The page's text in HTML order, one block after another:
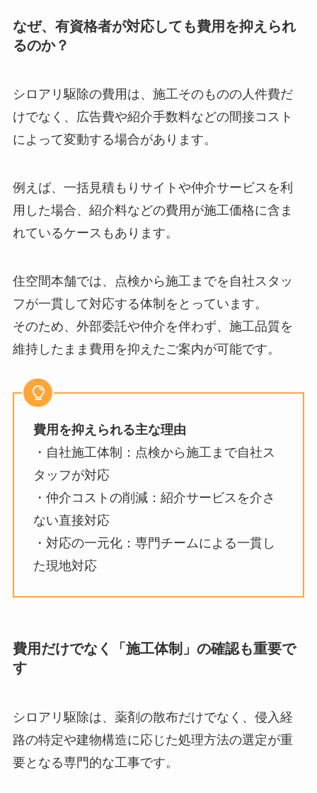
なぜ、有資格者が対応しても費用を抑えられ
るのか？
シロアリ駆除の費用は、施工そのものの人件費だ
けでなく、広告費や紹介手数料などの間接コスト
によって変動する場合があります。
例えば、一括見積もりサイトや仲介サービスを利
用した場合、紹介料などの費用が施工価格に含ま
れているケースもあります。
住空間本舗では、点検から施工までを自社スタッ
フが一貫して対応する体制をとっています。
そのため、外部委託や仲介を伴わず、施工品質を
維持したまま費用を抑えたご案内が可能です。
費用を抑えられる主な理由
・自社施工体制：点検から施工まで自社ス
タッフが対応
・仲介コストの削減：紹介サービスを介さ
ない直接対応
・対応の一元化：専門チームによる一貫し
た現地対応
費用だけでなく「施工体制」の確認も重要で
す
シロアリ駆除は、薬剤の散布だけでなく、侵入経
路の特定や建物構造に応じた処理方法の選定が重
要となる専門的な工事です。